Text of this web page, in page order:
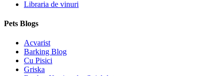
Libraria de vinuri
Pets Blogs
Acvarist
Barking Blog
Cu Pisici
Griska